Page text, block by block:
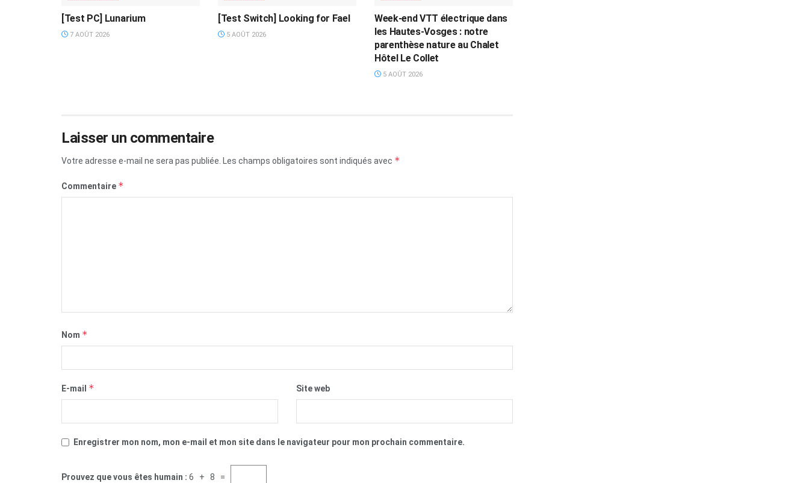
[Test PC] Lunarium
7 AOÛT 2026
[Test Switch] Looking for Fael
5 AOÛT 2026
Week-end VTT électrique dans
les Hautes-Vosges : notre
parenthèse nature au Chalet
Hôtel Le Collet
5 AOÛT 2026
Laisser un commentaire
Votre adresse e-mail ne sera pas publiée. Les champs obligatoires sont indiqués avec *
Commentaire *
Nom *
E-mail * Site web
Enregistrer mon nom, mon e-mail et mon site dans le navigateur pour mon prochain commentaire.
Prouvez que vous êtes humain : 6 + 8 =